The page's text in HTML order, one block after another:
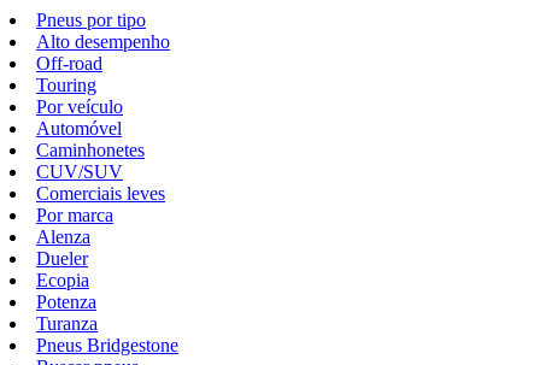
Pneus por tipo
Alto desempenho
Off-road
Touring
Por veículo
Automóvel
Caminhonetes
CUV/SUV
Comerciais leves
Por marca
Alenza
Dueler
Ecopia
Potenza
Turanza
Pneus Bridgestone